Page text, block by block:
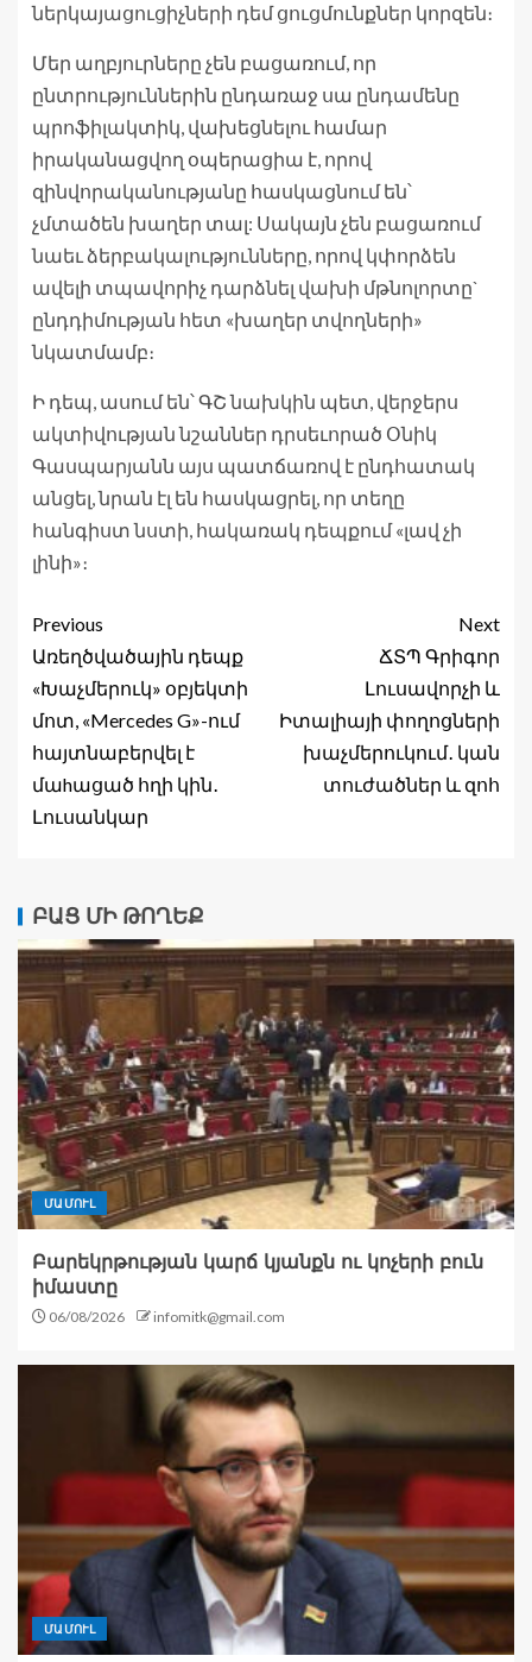
ներկայացուցիչների դեմ ցուցմունքներ կորզեն։
Մեր աղբյուրները չեն բացառում, որ
ընտրություններին ընդառաջ սա ընդամենը
պրոֆիլակտիկ, վախեցնելու համար
իրականացվող օպերացիա է, որով
զինվորականությանը հասկացնում են՝
չմտածեն խաղեր տալ: Սակայն չեն բացառում
նաեւ ձերբակալությունները, որով կփորձեն
ավելի տպավորիչ դարձնել վախի մթնոլորտը`
ընդդիմության հետ «խաղեր տվողների»
նկատմամբ։
Ի դեպ, ասում են՝ ԳՇ նախկին պետ, վերջերս
ակտիվության նշաններ դրսեւորած Օնիկ
Գասպարյանն այս պատճառով է ընդհատակ
անցել, նրան էլ են հասկացրել, որ տեղը
հանգիստ նստի, հակառակ դեպքում «լավ չի
լինի»։
Previous
Առեղծվածային դեպք
«Խաչմերուկ» օբյեկտի
մոտ, «Mercedes G»-ում
հայտնաբերվել է
մաhացած հղի կին․
Լուսանկար
Next
ՃՏՊ Գրիգոր
Լուսավորչի և
Իտալիայի փողոցների
խաչմերուկում․ կան
տուժածներ և զոհ
ԲԱՑ ՄԻ ԹՈՂԵՔ
ՄԱՄՈՒԼ
Բարեկրթության կարճ կյանքն ու կոչերի բուն
իմաստը
06/08/2026 infomitk@gmail.com
ՄԱՄՈՒԼ